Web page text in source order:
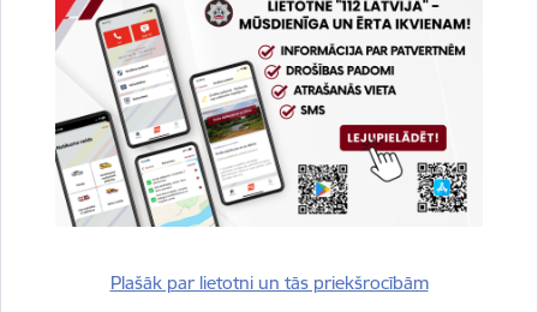
Plašāk par lietotni un tās priekšrocībām
Starptautiskais Baltijas
jūras reģiona vietējo
dalībnieku/pilsētu apaļais
galds Gdaņskā, Polijā.
Brīvprātīgā darba
pievilcības
palielināšana,
pievēršot
Starptautisks seminārs par
jauniešu iesaisti